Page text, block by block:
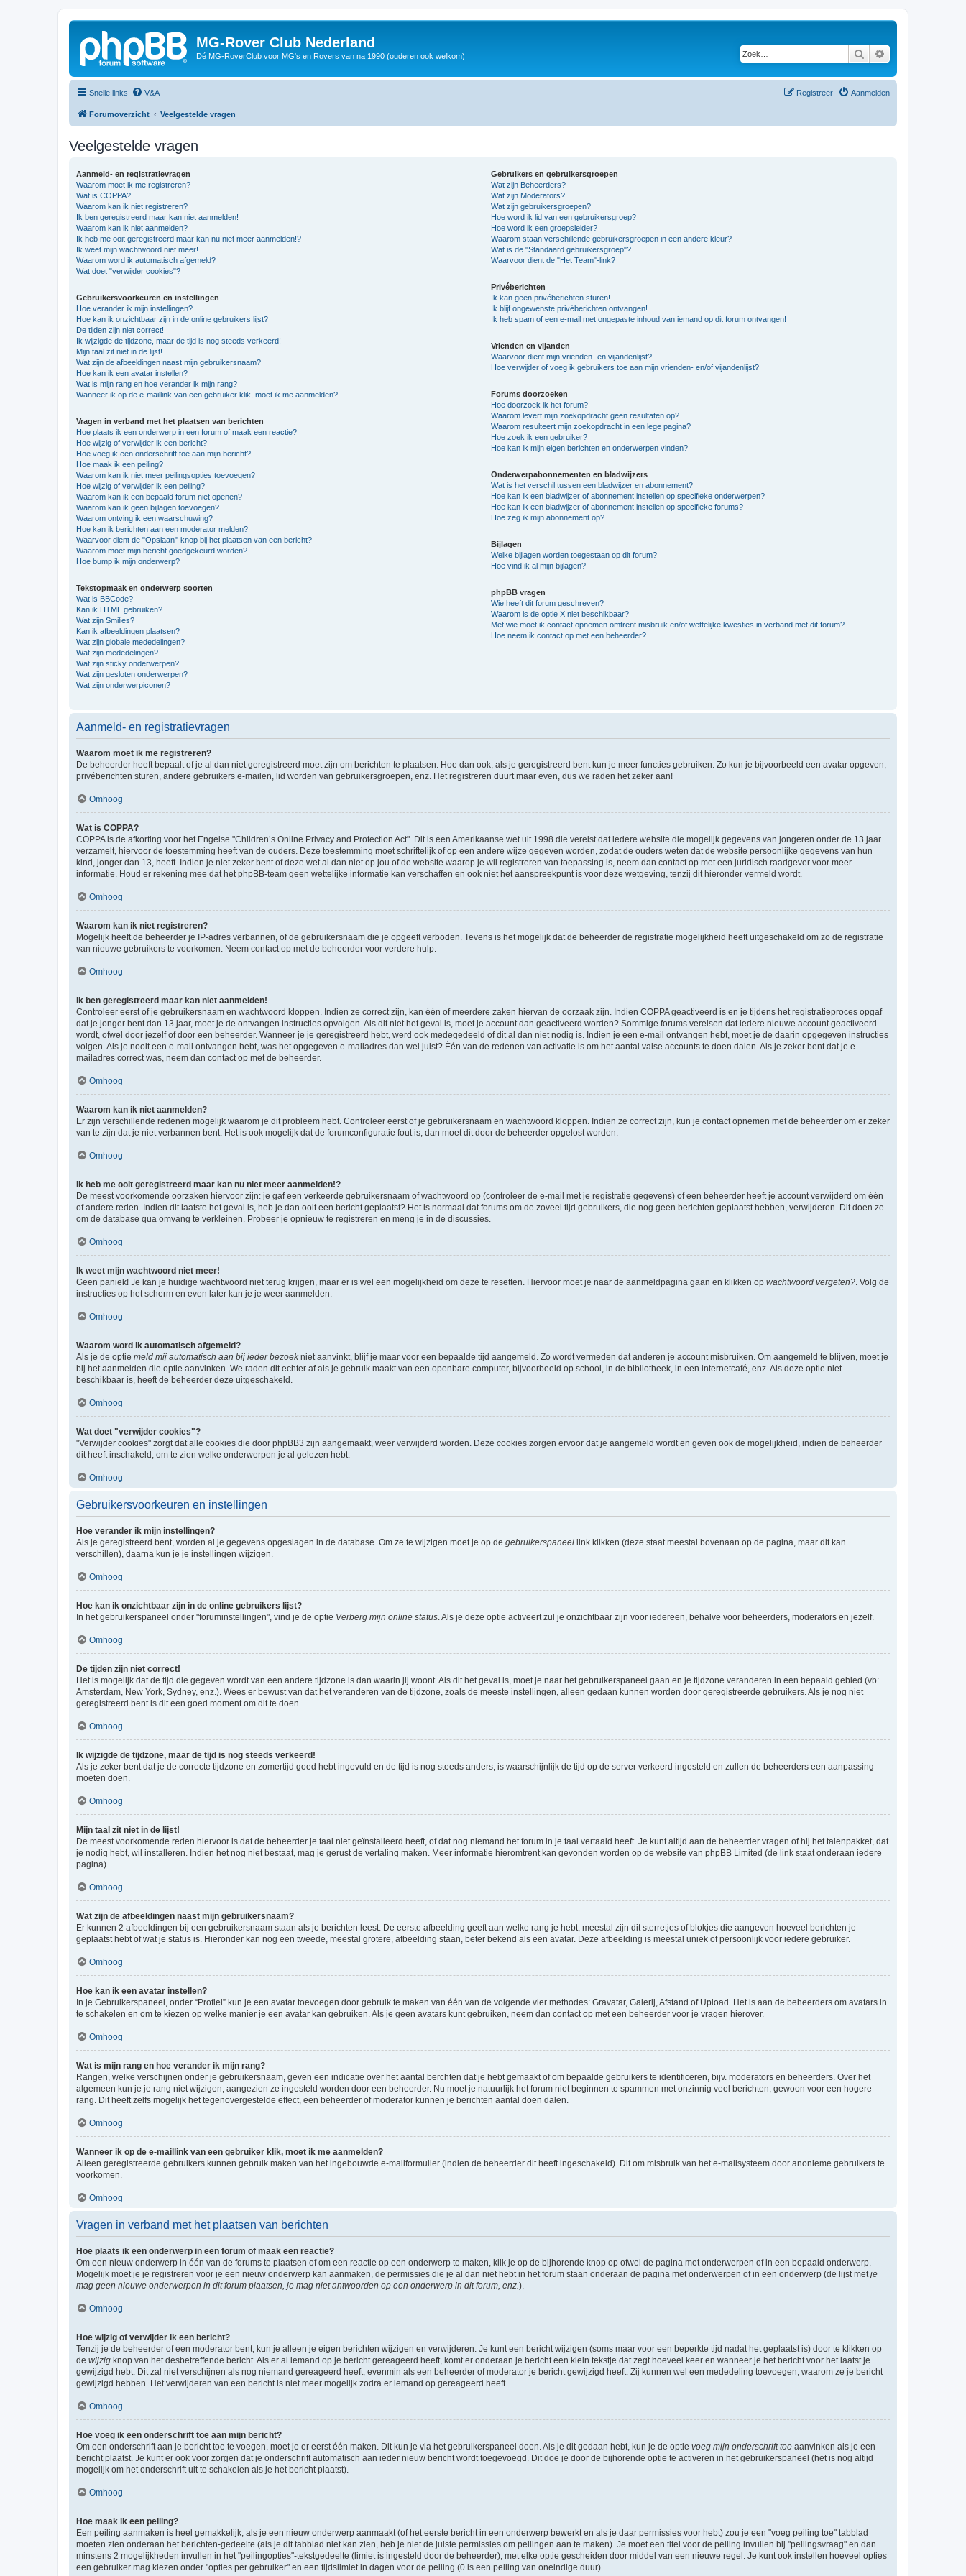
MG-Rover Club Nederland
Dé MG-RoverClub voor MG's en Rovers van na 1990 (ouderen ook welkom) Zoek
Snelle links V&A Aanmelden
Registreer
Forumoverzicht Veelgestelde vragen
Veelgestelde vragen
Aanmeld- en registratievragen
Waarom moet ik me registreren?
Wat is COPPA?
Waarom kan ik niet registreren?
Ik ben geregistreerd maar kan niet aanmelden!
Waarom kan ik niet aanmelden?
Ik heb me ooit geregistreerd maar kan nu niet meer aanmelden!?
Ik weet mijn wachtwoord niet meer!
Waarom word ik automatisch afgemeld?
Wat doet "verwijder cookies"?
Gebruikersvoorkeuren en instellingen
Hoe verander ik mijn instellingen?
Hoe kan ik onzichtbaar zijn in de online gebruikers lijst?
De tijden zijn niet correct!
Ik wijzigde de tijdzone, maar de tijd is nog steeds verkeerd!
Mijn taal zit niet in de lijst!
Wat zijn de afbeeldingen naast mijn gebruikersnaam?
Hoe kan ik een avatar instellen?
Wat is mijn rang en hoe verander ik mijn rang?
Wanneer ik op de e-maillink van een gebruiker klik, moet ik me aanmelden?
Vragen in verband met het plaatsen van berichten
Hoe plaats ik een onderwerp in een forum of maak een reactie?
Hoe wijzig of verwijder ik een bericht?
Hoe voeg ik een onderschrift toe aan mijn bericht?
Hoe maak ik een peiling?
Waarom kan ik niet meer peilingsopties toevoegen?
Hoe wijzig of verwijder ik een peiling?
Waarom kan ik een bepaald forum niet openen?
Waarom kan ik geen bijlagen toevoegen?
Waarom ontving ik een waarschuwing?
Hoe kan ik berichten aan een moderator melden?
Waarvoor dient de "Opslaan"-knop bij het plaatsen van een bericht?
Waarom moet mijn bericht goedgekeurd worden?
Hoe bump ik mijn onderwerp?
Tekstopmaak en onderwerp soorten
Wat is BBCode?
Kan ik HTML gebruiken?
Wat zijn Smilies?
Kan ik afbeeldingen plaatsen?
Wat zijn globale mededelingen?
Wat zijn mededelingen?
Wat zijn sticky onderwerpen?
Wat zijn gesloten onderwerpen?
Wat zijn onderwerpiconen?
Gebruikers en gebruikersgroepen
Wat zijn Beheerders?
Wat zijn Moderators?
Wat zijn gebruikersgroepen?
Hoe word ik lid van een gebruikersgroep?
Hoe word ik een groepsleider?
Waarom staan verschillende gebruikersgroepen in een andere kleur?
Wat is de "Standaard gebruikersgroep"?
Waarvoor dient de "Het Team"-link?
Privéberichten
Ik kan geen privéberichten sturen!
Ik blijf ongewenste privéberichten ontvangen!
Ik heb spam of een e-mail met ongepaste inhoud van iemand op dit forum ontvangen!
Vrienden en vijanden
Waarvoor dient mijn vrienden- en vijandenlijst?
Hoe verwijder of voeg ik gebruikers toe aan mijn vrienden- en/of vijandenlijst?
Forums doorzoeken
Hoe doorzoek ik het forum?
Waarom levert mijn zoekopdracht geen resultaten op?
Waarom resulteert mijn zoekopdracht in een lege pagina?
Hoe zoek ik een gebruiker?
Hoe kan ik mijn eigen berichten en onderwerpen vinden?
Onderwerpabonnementen en bladwijzers
Wat is het verschil tussen een bladwijzer en abonnement?
Hoe kan ik een bladwijzer of abonnement instellen op specifieke onderwerpen?
Hoe kan ik een bladwijzer of abonnement instellen op specifieke forums?
Hoe zeg ik mijn abonnement op?
Bijlagen
Welke bijlagen worden toegestaan op dit forum?
Hoe vind ik al mijn bijlagen?
phpBB vragen
Wie heeft dit forum geschreven?
Waarom is de optie X niet beschikbaar?
Met wie moet ik contact opnemen omtrent misbruik en/of wettelijke kwesties in verband met dit forum?
Hoe neem ik contact op met een beheerder?
Aanmeld- en registratievragen
Waarom moet ik me registreren?
De beheerder heeft bepaalt of je al dan niet geregistreerd moet zijn om berichten te plaatsen. Hoe dan ook, als je geregistreerd bent kun je meer functies gebruiken. Zo kun je bijvoorbeeld een avatar opgeven,
privéberichten sturen, andere gebruikers e-mailen, lid worden van gebruikersgroepen, enz. Het registreren duurt maar even, dus we raden het zeker aan!
Omhoog
Wat is COPPA?
COPPA is de afkorting voor het Engelse "Children’s Online Privacy and Protection Act". Dit is een Amerikaanse wet uit 1998 die vereist dat iedere website die mogelijk gegevens van jongeren onder de 13 jaar
verzamelt, hiervoor de toestemming heeft van de ouders. Deze toestemming moet schriftelijk of op een andere wijze gegeven worden, zodat de ouders weten dat de website persoonlijke gegevens van hun
kind, jonger dan 13, heeft. Indien je niet zeker bent of deze wet al dan niet op jou of de website waarop je wil registreren van toepassing is, neem dan contact op met een juridisch raadgever voor meer
informatie. Houd er rekening mee dat het phpBB-team geen wettelijke informatie kan verschaffen en ook niet het aanspreekpunt is voor deze wetgeving, tenzij dit hieronder vermeld wordt.
Omhoog
Waarom kan ik niet registreren?
Mogelijk heeft de beheerder je IP-adres verbannen, of de gebruikersnaam die je opgeeft verboden. Tevens is het mogelijk dat de beheerder de registratie mogelijkheid heeft uitgeschakeld om zo de registratie
van nieuwe gebruikers te voorkomen. Neem contact op met de beheerder voor verdere hulp.
Omhoog
Ik ben geregistreerd maar kan niet aanmelden!
Controleer eerst of je gebruikersnaam en wachtwoord kloppen. Indien ze correct zijn, kan één of meerdere zaken hiervan de oorzaak zijn. Indien COPPA geactiveerd is en je tijdens het registratieproces opgaf
dat je jonger bent dan 13 jaar, moet je de ontvangen instructies opvolgen. Als dit niet het geval is, moet je account dan geactiveerd worden? Sommige forums vereisen dat iedere nieuwe account geactiveerd
wordt, ofwel door jezelf of door een beheerder. Wanneer je je geregistreerd hebt, werd ook medegedeeld of dit al dan niet nodig is. Indien je een e-mail ontvangen hebt, moet je de daarin opgegeven instructies
volgen. Als je nooit een e-mail ontvangen hebt, was het opgegeven e-mailadres dan wel juist? Één van de redenen van activatie is om het aantal valse accounts te doen dalen. Als je zeker bent dat je e-
mailadres correct was, neem dan contact op met de beheerder.
Omhoog
Waarom kan ik niet aanmelden?
Er zijn verschillende redenen mogelijk waarom je dit probleem hebt. Controleer eerst of je gebruikersnaam en wachtwoord kloppen. Indien ze correct zijn, kun je contact opnemen met de beheerder om er zeker
van te zijn dat je niet verbannen bent. Het is ook mogelijk dat de forumconfiguratie fout is, dan moet dit door de beheerder opgelost worden.
Omhoog
Ik heb me ooit geregistreerd maar kan nu niet meer aanmelden!?
De meest voorkomende oorzaken hiervoor zijn: je gaf een verkeerde gebruikersnaam of wachtwoord op (controleer de e-mail met je registratie gegevens) of een beheerder heeft je account verwijderd om één
of andere reden. Indien dit laatste het geval is, heb je dan ooit een bericht geplaatst? Het is normaal dat forums om de zoveel tijd gebruikers, die nog geen berichten geplaatst hebben, verwijderen. Dit doen ze
om de database qua omvang te verkleinen. Probeer je opnieuw te registreren en meng je in de discussies.
Omhoog
Ik weet mijn wachtwoord niet meer!
Geen paniek! Je kan je huidige wachtwoord niet terug krijgen, maar er is wel een mogelijkheid om deze te resetten. Hiervoor moet je naar de aanmeldpagina gaan en klikken op wachtwoord vergeten? . Volg de
instructies op het scherm en even later kan je je weer aanmelden.
Omhoog
Waarom word ik automatisch afgemeld?
Als je de optie meld mij automatisch aan bij ieder bezoekniet aanvinkt, blijf je maar voor een bepaalde tijd aangemeld. Zo wordt vermeden dat anderen je account misbruiken. Om aangemeld te blijven, moet je
bij het aanmelden die optie aanvinken. We raden dit echter af als je gebruik maakt van een openbare computer, bijvoorbeeld op school, in de bibliotheek, in een internetcafé, enz. Als deze optie niet
beschikbaar is, heeft de beheerder deze uitgeschakeld.
Omhoog
Wat doet "verwijder cookies"?
"Verwijder cookies" zorgt dat alle cookies die door phpBB3 zijn aangemaakt, weer verwijderd worden. Deze cookies zorgen ervoor dat je aangemeld wordt en geven ook de mogelijkheid, indien de beheerder
dit heeft inschakeld, om te zien welke onderwerpen je al gelezen hebt.
Omhoog
Gebruikersvoorkeuren en instellingen
Hoe verander ik mijn instellingen?
Als je geregistreerd bent, worden al je gegevens opgeslagen in de database. Om ze te wijzigen moet je op de gebruikerspaneel link klikken (deze staat meestal bovenaan op de pagina, maar dit kan
verschillen), daarna kun je je instellingen wijzigen.
Omhoog
Hoe kan ik onzichtbaar zijn in de online gebruikers lijst?
In het gebruikerspaneel onder "foruminstellingen", vind je de optie Verberg mijn online status . Als je deze optie activeert zul je onzichtbaar zijn voor iedereen, behalve voor beheerders, moderators en jezelf.
Omhoog
De tijden zijn niet correct!
Het is mogelijk dat de tijd die gegeven wordt van een andere tijdzone is dan waarin jij woont. Als dit het geval is, moet je naar het gebruikerspaneel gaan en je tijdzone veranderen in een bepaald gebied (vb:
Amsterdam, New York, Sydney, enz.). Wees er bewust van dat het veranderen van de tijdzone, zoals de meeste instellingen, alleen gedaan kunnen worden door geregistreerde gebruikers. Als je nog niet
geregistreerd bent is dit een goed moment om dit te doen.
Omhoog
Ik wijzigde de tijdzone, maar de tijd is nog steeds verkeerd!
Als je zeker bent dat je de correcte tijdzone en zomertijd goed hebt ingevuld en de tijd is nog steeds anders, is waarschijnlijk de tijd op de server verkeerd ingesteld en zullen de beheerders een aanpassing
moeten doen.
Omhoog
Mijn taal zit niet in de lijst!
De meest voorkomende reden hiervoor is dat de beheerder je taal niet geïnstalleerd heeft, of dat nog niemand het forum in je taal vertaald heeft. Je kunt altijd aan de beheerder vragen of hij het talenpakket, dat
je nodig hebt, wil installeren. Indien het nog niet bestaat, mag je gerust de vertaling maken. Meer informatie hieromtrent kan gevonden worden op de website van phpBB Limited (de link staat onderaan iedere
pagina).
Omhoog
Wat zijn de afbeeldingen naast mijn gebruikersnaam?
Er kunnen 2 afbeeldingen bij een gebruikersnaam staan als je berichten leest. De eerste afbeelding geeft aan welke rang je hebt, meestal zijn dit sterretjes of blokjes die aangeven hoeveel berichten je
geplaatst hebt of wat je status is. Hieronder kan nog een tweede, meestal grotere, afbeelding staan, beter bekend als een avatar. Deze afbeelding is meestal uniek of persoonlijk voor iedere gebruiker.
Omhoog
Hoe kan ik een avatar instellen?
In je Gebruikerspaneel, onder “Profiel” kun je een avatar toevoegen door gebruik te maken van één van de volgende vier methodes: Gravatar, Galerij, Afstand of Upload. Het is aan de beheerders om avatars in
te schakelen en om te kiezen op welke manier je een avatar kan gebruiken. Als je geen avatars kunt gebruiken, neem dan contact op met een beheerder voor je vragen hierover.
Omhoog
Wat is mijn rang en hoe verander ik mijn rang?
Rangen, welke verschijnen onder je gebruikersnaam, geven een indicatie over het aantal berchten dat je hebt gemaakt of om bepaalde gebruikers te identificeren, bijv. moderators en beheerders. Over het
algemeen kun je je rang niet wijzigen, aangezien ze ingesteld worden door een beheerder. Nu moet je natuurlijk het forum niet beginnen te spammen met onzinnig veel berichten, gewoon voor een hogere
rang. Dit heeft zelfs mogelijk het tegenovergestelde effect, een beheerder of moderator kunnen je berichten aantal doen dalen.
Omhoog
Wanneer ik op de e-maillink van een gebruiker klik, moet ik me aanmelden?
Alleen geregistreerde gebruikers kunnen gebruik maken van het ingebouwde e-mailformulier (indien de beheerder dit heeft ingeschakeld). Dit om misbruik van het e-mailsysteem door anonieme gebruikers te
voorkomen.
Omhoog
Vragen in verband met het plaatsen van berichten
Hoe plaats ik een onderwerp in een forum of maak een reactie?
Om een nieuw onderwerp in één van de forums te plaatsen of om een reactie op een onderwerp te maken, klik je op de bijhorende knop op ofwel de pagina met onderwerpen of in een bepaald onderwerp.
Mogelijk moet je je registreren voor je een nieuw onderwerp kan aanmaken, de permissies die je al dan niet hebt in het forum staan onderaan de pagina met onderwerpen of in een onderwerp (de lijst met je
mag geen nieuwe onderwerpen in dit forum plaatsen, je mag niet antwoorden op een onderwerp in dit forum, enz. ).
Omhoog
Hoe wijzig of verwijder ik een bericht?
Tenzij je de beheerder of een moderator bent, kun je alleen je eigen berichten wijzigen en verwijderen. Je kunt een bericht wijzigen (soms maar voor een beperkte tijd nadat het geplaatst is) door te klikken op
de wijzig knop van het desbetreffende bericht. Als er al iemand op je bericht gereageerd heeft, komt er onderaan je bericht een klein tekstje dat zegt hoeveel keer en wanneer je het bericht voor het laatst je
gewijzigd hebt. Dit zal niet verschijnen als nog niemand gereageerd heeft, evenmin als een beheerder of moderator je bericht gewijzigd heeft. Zij kunnen wel een mededeling toevoegen, waarom ze je bericht
gewijzigd hebben. Het verwijderen van een bericht is niet meer mogelijk zodra er iemand op gereageerd heeft.
Omhoog
Hoe voeg ik een onderschrift toe aan mijn bericht?
Om een onderschrift aan je bericht toe te voegen, moet je er eerst één maken. Dit kun je via het gebruikerspaneel doen. Als je dit gedaan hebt, kun je de optie voeg mijn onderschrift toe aanvinken als je een
bericht plaatst. Je kunt er ook voor zorgen dat je onderschrift automatisch aan ieder nieuw bericht wordt toegevoegd. Dit doe je door de bijhorende optie te activeren in het gebruikerspaneel (het is nog altijd
mogelijk om het onderschrift uit te schakelen als je het bericht plaatst).
Omhoog
Hoe maak ik een peiling?
Een peiling aanmaken is heel gemakkelijk, als je een nieuw onderwerp aanmaakt (of het eerste bericht in een onderwerp bewerkt en als je daar permissies voor hebt) zou je een "voeg peiling toe" tabblad
moeten zien onderaan het berichten-gedeelte (als je dit tabblad niet kan zien, heb je niet de juiste permissies om peilingen aan te maken). Je moet een titel voor de peiling invullen bij "peilingsvraag" en dan
minstens 2 mogelijkheden invullen in het "peilingopties"-tekstgedeelte (limiet is ingesteld door de beheerder), met elke optie gescheiden door middel van een nieuwe regel. Je kunt ook instellen hoeveel opties
een gebruiker mag kiezen onder "opties per gebruiker" en een tijdslimiet in dagen voor de peiling (0 is een peiling van oneindige duur).